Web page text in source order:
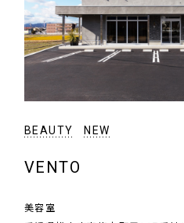
BEAUTY NEW
VENTO
美容室